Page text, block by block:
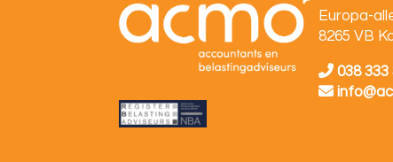
Europa-
8265 VB
038 333